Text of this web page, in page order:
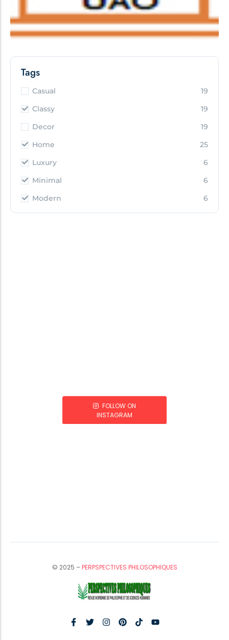
Tags
Casual
19
Classy
19
Decor
19
Home
25
Luxury
6
Minimal
6
Modern
6
FOLLOW ON
INSTAGRAM
© 2025 –PERPSPECTIVES PHILOSOPHIQUES